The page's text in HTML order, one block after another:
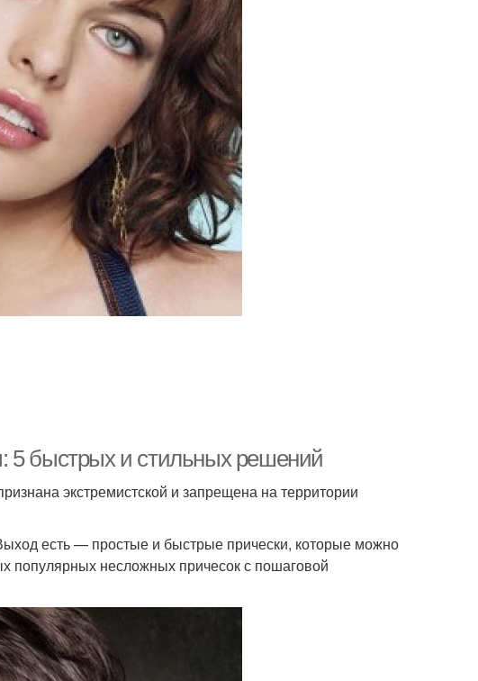
5 быстрых и стильных решений
экстремистской и запрещена на территории
есть — простые и быстрые прически, которые можно
популярных несложных причесок с пошаговой